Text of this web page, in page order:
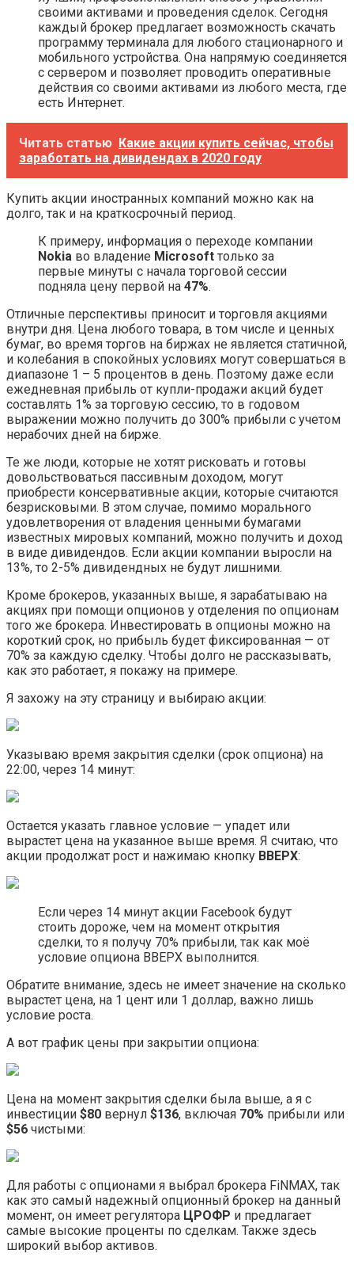
своими активами и проведения сделок. Сегодня
каждый брокер предлагает возможность скачать
программу терминала для любого стационарного и
мобильного устройства. Она напрямую соединяется
с сервером и позволяет проводить оперативные
действия со своими активами из любого места, где
есть Интернет.
Читать статью Какие акции купить сейчас, чтобы
заработать на дивидендах в 2020 году
Купить акции иностранных компаний можно как на
долго, так и на краткосрочный период.
К примеру, информация о переходе компании
Nokia во владение Microsoft только за
первые минуты с начала торговой сессии
подняла цену первой на 47%.
Отличные перспективы приносит и торговля акциями
внутри дня. Цена любого товара, в том числе и ценных
бумаг, во время торгов на биржах не является статичной,
и колебания в спокойных условиях могут совершаться в
диапазоне 1 – 5 процентов в день. Поэтому даже если
ежедневная прибыль от купли-продажи акций будет
составлять 1% за торговую сессию, то в годовом
выражении можно получить до 300% прибыли с учетом
нерабочих дней на бирже.
Те же люди, которые не хотят рисковать и готовы
довольствоваться пассивным доходом, могут
приобрести консервативные акции, которые считаются
безрисковыми. В этом случае, помимо морального
удовлетворения от владения ценными бумагами
известных мировых компаний, можно получить и доход
в виде дивидендов. Если акции компании выросли на
13%, то 2-5% дивидендных не будут лишними.
Кроме брокеров, указанных выше, я зарабатываю на
акциях при помощи опционов у отделения по опционам
того же брокера. Инвестировать в опционы можно на
короткий срок, но прибыль будет фиксированная — от
70% за каждую сделку. Чтобы долго не рассказывать,
как это работает, я покажу на примере.
Я захожу на эту страницу и выбираю акции:
Указываю время закрытия сделки (срок опциона) на
22:00, через 14 минут:
Остается указать главное условие — упадет или
вырастет цена на указанное выше время. Я считаю, что
акции продолжат рост и нажимаю кнопку ВВЕРХ:
Если через 14 минут акции Facebook будут
стоить дороже, чем на момент открытия
сделки, то я получу 70% прибыли, так как моё
условие опциона ВВЕРХ выполнится.
Обратите внимание, здесь не имеет значение на сколько
вырастет цена, на 1 цент или 1 доллар, важно лишь
условие роста.
А вот график цены при закрытии опциона:
Цена на момент закрытия сделки была выше, а я с
инвестиции $80 вернул $136, включая 70% прибыли или
$56 чистыми:
Для работы с опционами я выбрал брокера FiNMAX, так
как это самый надежный опционный брокер на данный
момент, он имеет регулятора ЦРОФР и предлагает
самые высокие проценты по сделкам. Также здесь
широкий выбор активов.